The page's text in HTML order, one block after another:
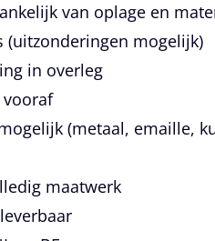
van oplage en
(uitzonderingen mogelijk)
in overleg
(metaal, emaille,
maatwerk